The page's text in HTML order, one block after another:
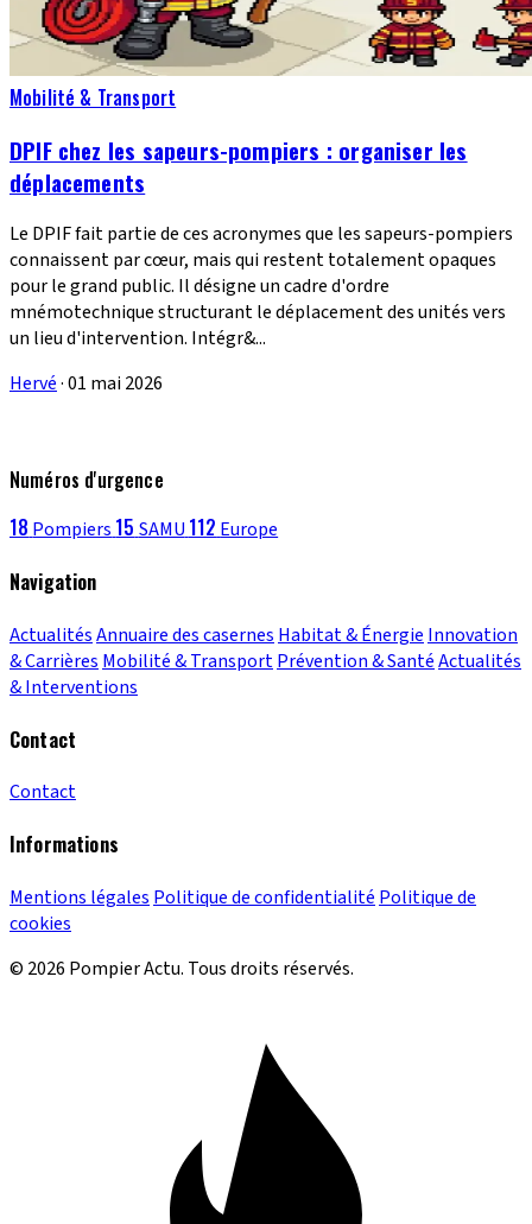
Mobilité & Transport
DPIF chez les sapeurs-pompiers : organiser les
déplacements
Le DPIF fait partie de ces acronymes que les sapeurs-pompiers
connaissent par cœur, mais qui restent totalement opaques
pour le grand public. Il désigne un cadre d'ordre
mnémotechnique structurant le déplacement des unités vers
un lieu d'intervention. Intégr&...
Hervé·01 mai 2026
Numéros d'urgence
18 Pompiers 15 SAMU 112 Europe
Navigation
ActualitésAnnuaire des casernes Habitat & Énergie Innovation
& Carrières Mobilité & TransportPrévention & SantéActualités
& Interventions
Contact
Contact
Informations
Mentions légales Politique de confidentialité Politique de
cookies
© 2026 Pompier Actu. Tous droits réservés.